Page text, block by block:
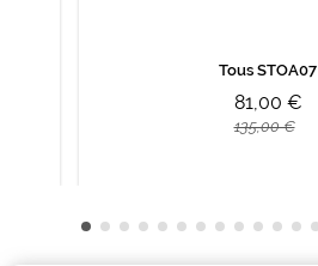
Tous STOA07
81,00 €
135,00 €